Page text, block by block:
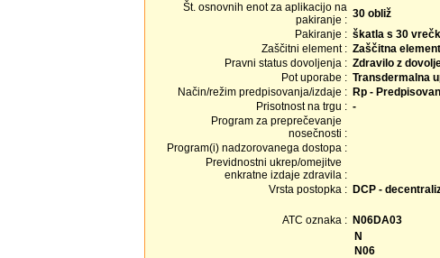
Št. osnovnih enot za aplikacijo na
pakiranje : 30 obliž
Pakiranje : škatla s 30
Zaščitni element : Zaščitna
Pravni status dovoljenja : Zdravilo z
Pot uporabe : Transdermalna
Način/režim predpisovanja/izdaje : Rp -
Prisotnost na trgu : -
Program za preprečevanje
nosečnosti :
Program(i) nadzorovanega dostopa :
Previdnostni ukrep/omejitve
enkratne izdaje zdravila :
Vrsta postopka : DCP -
ATC oznaka : N06DA03
N
N06